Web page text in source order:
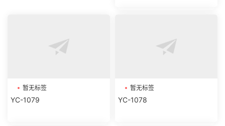
暂无标签
YC-1079
暂无标签
YC-1078